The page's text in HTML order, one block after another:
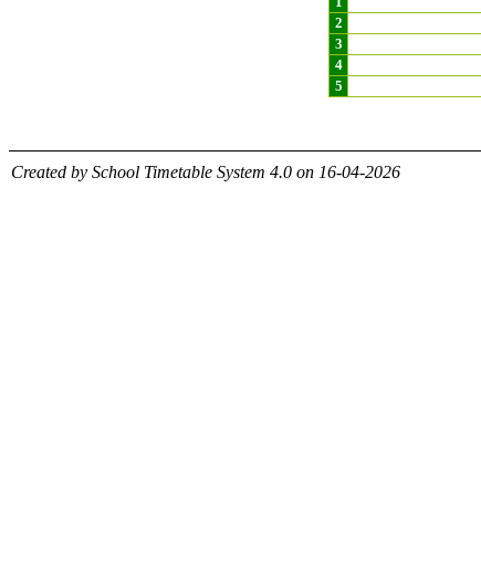
2
3
4
5
Created by School Timetable System 4.0 on 16-04-2026